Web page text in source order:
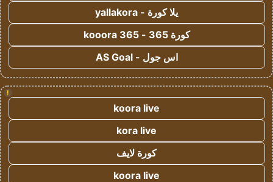
يلا كورة - yallakora
كورة 365 - kooora 365
اس جول - AS Goal
!
koora live
kora live
كورة لايف
koora live